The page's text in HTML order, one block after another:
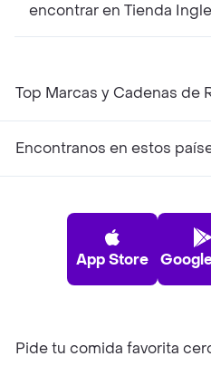
encontrar en Tienda
Top Marcas y Cadenas de
Encontranos en estos
App Store
Pide tu comida favorita